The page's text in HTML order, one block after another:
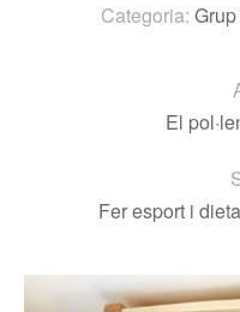
Categoria:
El
Fer esport i